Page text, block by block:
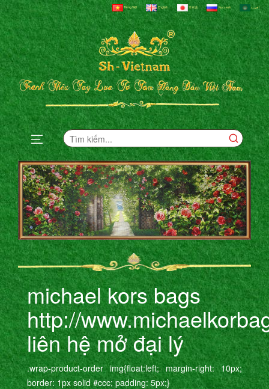
Tiếng Việt English 日本語 Русский العربية
michael kors bags
http://
liên hệ mở đại lý
.wrap-product-order img{float:left; margin-right: 10px;
border: 1px solid #ccc; padding: 5px;}